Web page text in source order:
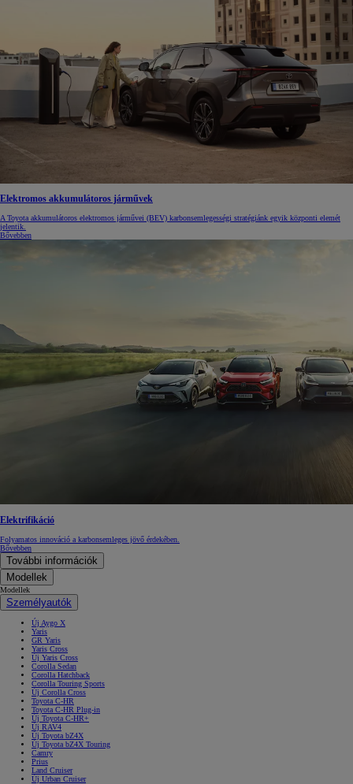
Elektromos akkumulátoros járművek
A Toyota akkumulátoros elektromos járművei (BEV) karbonsemlegességi stratégiánk egyik központi elemét
jelentik.
Bővebben
Elektrifikáció
Folyamatos innováció a karbonsemleges jövő érdekében.
Bővebben
További információk
Modellek
Modellek
Személyautók
Új Aygo X
Yaris
GR Yaris
Yaris Cross
Új Yaris Cross
Corolla Sedan
Corolla Hatchback
Corolla Touring Sports
Új Corolla Cross
Toyota C-HR
Toyota C-HR Plug-in
Új Toyota C-HR+
Új RAV4
Új Toyota bZ4X
Új Toyota bZ4X Touring
Camry
Prius
Land Cruiser
Új Urban Cruiser